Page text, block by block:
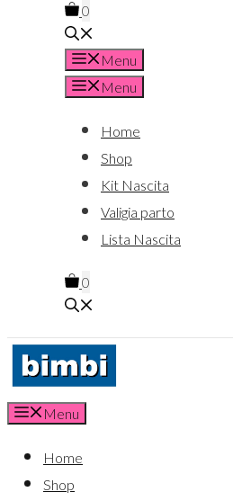
0
Menu
Menu
Home
Shop
Kit Nascita
Valigia parto
Lista Nascita
0
Menu
Home
Shop